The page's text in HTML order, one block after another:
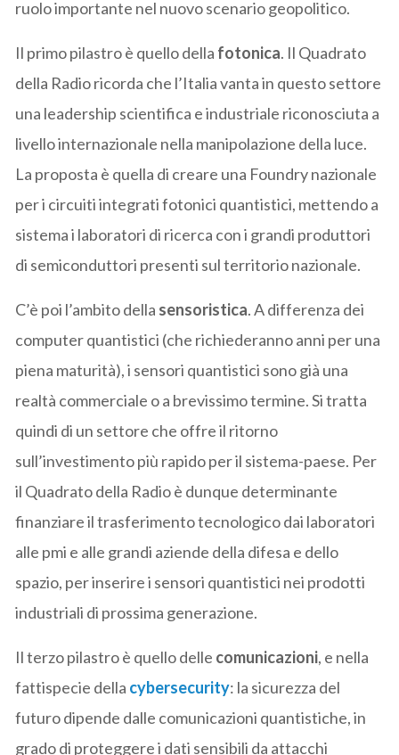
ruolo importante nel nuovo scenario geopolitico.
Il primo pilastro è quello della fotonica. Il Quadrato
della Radio ricorda che l’Italia vanta in questo settore
una leadership scientifica e industriale riconosciuta a
livello internazionale nella manipolazione della luce.
La proposta è quella di creare una Foundry nazionale
per i circuiti integrati fotonici quantistici, mettendo a
sistema i laboratori di ricerca con i grandi produttori
di semiconduttori presenti sul territorio nazionale.
C’è poi l’ambito della sensoristica. A differenza dei
computer quantistici (che richiederanno anni per una
piena maturità), i sensori quantistici sono già una
realtà commerciale o a brevissimo termine. Si tratta
quindi di un settore che offre il ritorno
sull’investimento più rapido per il sistema-paese. Per
il Quadrato della Radio è dunque determinante
finanziare il trasferimento tecnologico dai laboratori
alle pmi e alle grandi aziende della difesa e dello
spazio, per inserire i sensori quantistici nei prodotti
industriali di prossima generazione.
Il terzo pilastro è quello delle comunicazioni, e nella
fattispecie della cybersecurity: la sicurezza del
futuro dipende dalle comunicazioni quantistiche, in
grado di proteggere i dati sensibili da attacchi